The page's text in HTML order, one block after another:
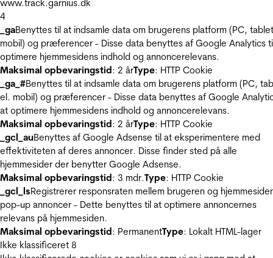
www.track.garnius.dk
4
_gaBenyttes til at indsamle data om brugerens platform (PC,
mobil) og præferencer - Disse data benyttes af Google Analytics
optimere hjemmesidens indhold og annoncerelevans.
Maksimal opbevaringstid: 2 årType: HTTP Cookie
_ga_#Benyttes til at indsamle data om brugerens platform (PC,
el. mobil) og præferencer - Disse data benyttes af Google
at optimere hjemmesidens indhold og annoncerelevans.
Maksimal opbevaringstid: 2 årType: HTTP Cookie
_gcl_auBenyttes af Google Adsense til at eksperimentere med
effektiviteten af deres annoncer. Disse finder sted på alle
hjemmesider der benytter Google Adsense.
Maksimal opbevaringstid: 3 mdr.Type: HTTP Cookie
_gcl_lsRegistrerer responsraten mellem brugeren og
pop-up annoncer - Dette benyttes til at optimere annoncernes
relevans på hjemmesiden.
Maksimal opbevaringstid: PermanentType: Lokalt HTML-lager
Ikke klassificeret 8